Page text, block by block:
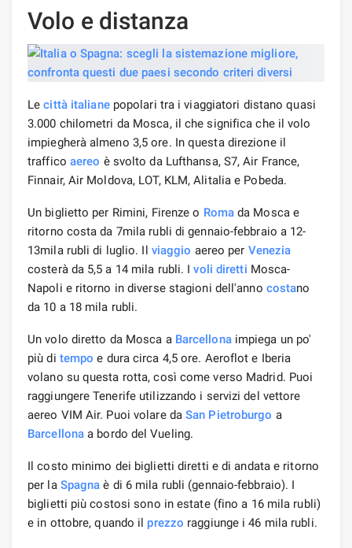
Volo e distanza
Lecittà italianepopolari tra i viaggiatori distano quasi
3.000 chilometri da Mosca, il che significa che il volo
impiegherà almeno 3,5 ore. In questa direzione il
traffico aereo è svolto da Lufthansa, S7, Air France,
Finnair, Air Moldova, LOT, KLM, Alitalia e Pobeda.
Un biglietto per Rimini, Firenze o Romada Mosca e
ritorno costa da 7mila rubli di gennaio-febbraio a 12-
13mila rubli di luglio. Il viaggio aereo per Venezia
costerà da 5,5 a 14 mila rubli. Ivoli diretti Mosca-
Napoli e ritorno in diverse stagioni dell'anno costano
da 10 a 18 mila rubli.
Un volo diretto da Mosca a Barcellonaimpiega un po'
più di tempo e dura circa 4,5 ore. Aeroflot e Iberia
volano su questa rotta, così come verso Madrid. Puoi
raggiungere Tenerife utilizzando i servizi del vettore
aereo VIM Air. Puoi volare daSan Pietroburgo a
Barcellona a bordo del Vueling.
Il costo minimo dei biglietti diretti e di andata e ritorno
per la Spagna è di 6 mila rubli (gennaio-febbraio). I
biglietti più costosi sono in estate (fino a 16 mila rubli)
e in ottobre, quando il prezzo raggiunge i 46 mila rubli.